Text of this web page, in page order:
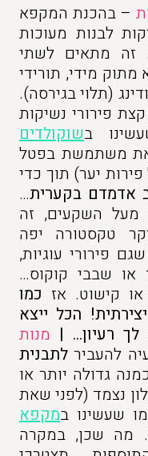
– בהכנת המקפא
לבנות מעוכות
זה מתאים לשתי
מידי, תורידי
(תלוי בגירסה).
פירורי נשיקות
בשוקולדים
משתמשת בפטל
יער) תוך כדי
אדמדם בקערית…
מעל השקעים, זה
טקסטורה יפה
פירורי עוגיות,
או שבבי קוקוס…
קישוט. אז כמו
הכל ייצא
רעיון… | מנות
להעביר לתבנית
גדולה יותר או
נצמד (לפני שאת
שעשינו במקפא
מה שכן, במקרה